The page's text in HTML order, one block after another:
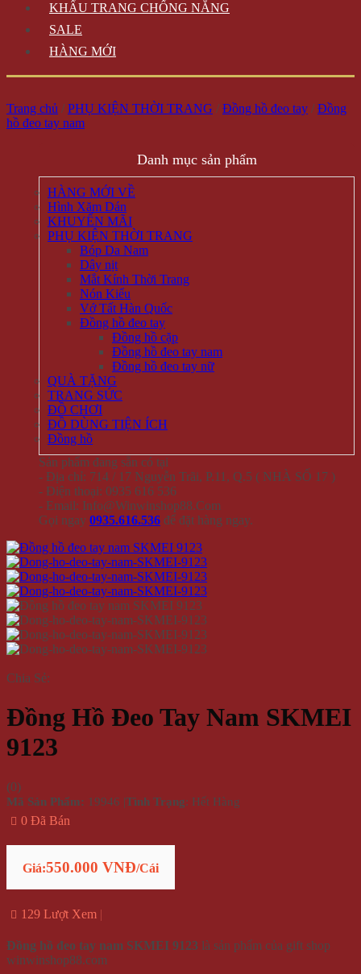
KHẨU TRANG CHỐNG NẮNG
SALE
HÀNG MỚI
Trang chủ / PHỤ KIỆN THỜI TRANG / Đồng hồ đeo tay / Đồng
hồ đeo tay nam
Danh mục sản phẩm
HÀNG MỚI VỀ
Hình Xăm Dán
KHUYẾN MÃI
PHỤ KIỆN THỜI TRANG
Bóp Da Nam
Dây nịt
Mắt Kính Thời Trang
Nón Kiểu
Vớ Tất Hàn Quốc
Đồng hồ đeo tay
Đồng hồ cặp
Đồng hồ đeo tay nam
Đồng hồ đeo tay nữ
QUÀ TẶNG
TRANG SỨC
ĐỒ CHƠI
ĐỒ DÙNG TIỆN ÍCH
Đồng hồ
Sản phẩm đang sẵn có tại
- Địa chỉ: 714 / 17 Nguyễn Trãi, P.11, Q.5 ( NHÀ SỐ 17 )
- Điện thoại: 0935 616 536
- Email: Info@Winwinshop88.Com
Gọi ngay 0935.616.536 để đặt hàng ngay.
Chia Sẻ:
Đồng Hồ Đeo Tay Nam SKMEI
9123
(0)
Mã Sản Phẩm: 19946 |Tình Trạng: Hết Hàng
0 Đã Bán
Giá:550.000 VNĐ/Cái
129 Lượt Xem
Đồng hồ đeo tay nam SKMEI 9123 là sản phẩm của gift shop
winwinshop88.com